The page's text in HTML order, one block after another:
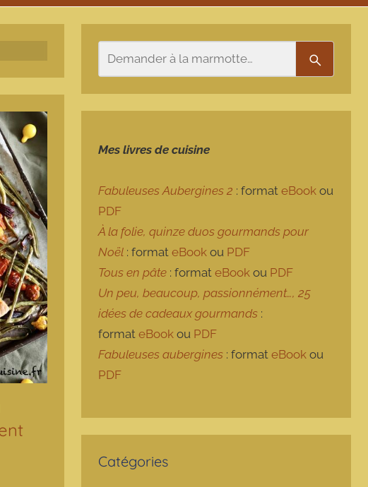
Mes livres de cuisine
Fabuleuses Aubergines 2 : formateBook ou
PDF
À la folie, quinze duos gourmands pour
Noël : formateBook ou PDF
Tous en pâte : formateBook ou PDF
Un peu, beaucoup, passionnément…, 25
idées de cadeaux gourmands :
formateBook ou PDF
Fabuleuses aubergines : formateBook ou
PDF
Catégories